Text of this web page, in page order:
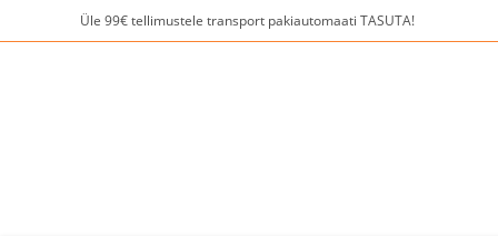
to
Üle 99€ tellimustele transport pakiautomaati TASUTA!